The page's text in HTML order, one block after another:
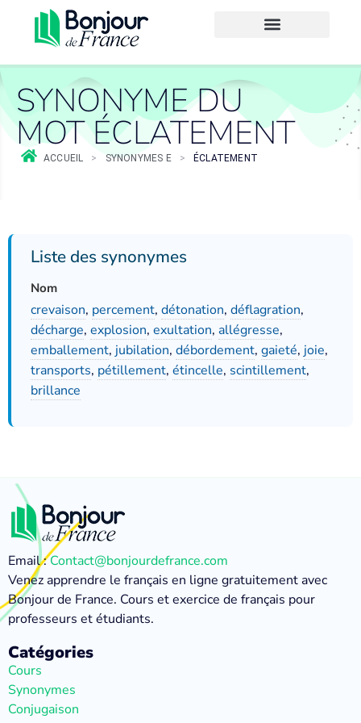
SYNONYME DU
MOT ÉCLATEMENT
ACCUEIL > SYNONYMES E > ÉCLATEMENT
Liste des synonymes
Nom
crevaison, percement, détonation, déflagration,
décharge, explosion, exultation, allégresse,
emballement, jubilation, débordement, gaieté, joie,
transports, pétillement, étincelle, scintillement,
brillance
Email :Contact@bonjourdefrance.com
Venez apprendre le français en ligne gratuitement avec
Bonjour de France. Cours et exercice de français pour
professeurs et étudiants.
Catégories
Cours
Synonymes
Conjugaison